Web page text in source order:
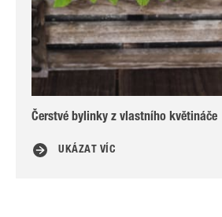
Čerstvé bylinky z vlastního květináče
UKÁZAT VÍC